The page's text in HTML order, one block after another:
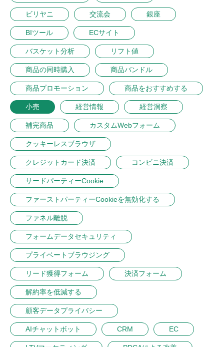
ビリヤニ 交流会 銀座
BIツール ECサイト
バスケット分析 リフト値
商品の同時購入 商品バンドル
商品プロモーション 商品をおすすめする
小売 経営情報 経営洞察
補完商品 カスタムWebフォーム
クッキーレスブラウザ
クレジットカード決済 コンビニ決済
サードパーティーCookie
ファーストパーティーCookieを無効化する
ファネル離脱
フォームデータセキュリティ
プライベートブラウジング
リード獲得フォーム 決済フォーム
解約率を低減する
顧客データプライバシー
AIチャットボット CRM EC